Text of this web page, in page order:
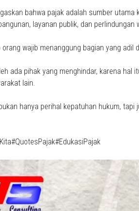
bahwa pajak adalah sumber
layanan publik, dan perlindungan
wajib menanggung bagian yang adil
ada pihak yang menghindar, karena
lain.
hanya perihal kepatuhan hukum,